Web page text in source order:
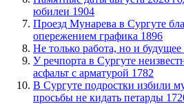
юбилеи 1904
​Проезд Мунарева в Сургуте
опережением графика 1896
​Не только работа, но и будущее
​У речпорта в Сургуте
асфальт с арматурой 1782
В Сургуте подростки избили
просьбы не кидать петарды